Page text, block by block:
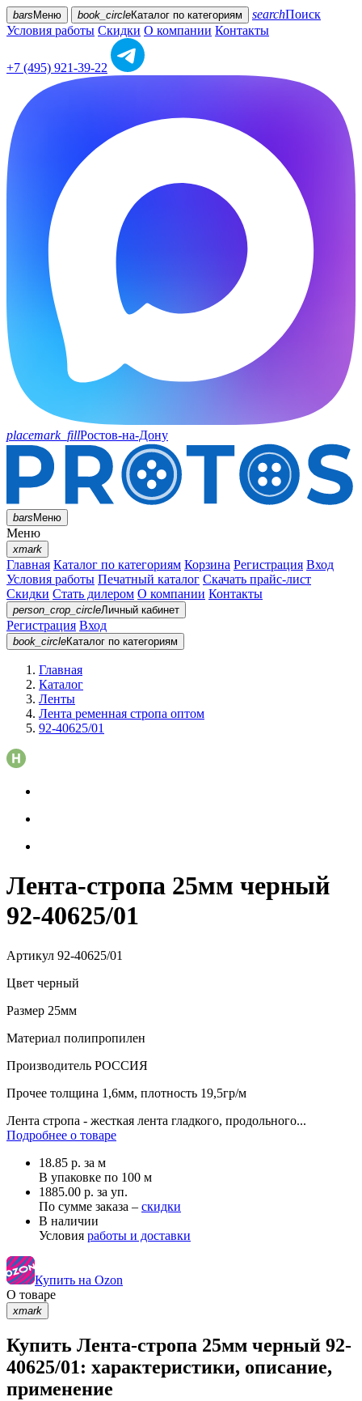
bars Меню book_circleКаталог по категориям searchПоиск
Условия работы Скидки О компании Контакты
+7 (495) 921-39-22
placemark_fillРостов-на-Дону
barsМеню
Меню
xmark
Главная Каталог по категориям Корзина Регистрация Вход
Условия работы Печатный каталог Скачать прайс-лист
Скидки Стать дилером О компании Контакты
person_crop_circleЛичный кабинет
Регистрация Вход
book_circleКаталог по категориям
Главная
Каталог
Ленты
Лента ременная стропа оптом
92-40625/01
Лента-стропа 25мм черный
92-40625/01
Артикул 92-40625/01
Цвет черный
Размер 25мм
Материал полипропилен
Производитель РОССИЯ
Прочее толщина 1,6мм, плотность 19,5гр/м
Лента стропа - жесткая лента гладкого, продольного...
Подробнее о товаре
18.85 р. за м
В упаковке по 100 м
1885.00 р. за уп.
По сумме заказа – скидки
В наличии
Условия работы и доставки
Купить на Ozon
О товаре
xmark
Купить Лента-стропа 25мм черный 92-
40625/01: характеристики, описание,
применение